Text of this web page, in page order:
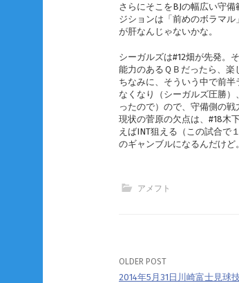
さらにそこをBJの幅広い守
ジションは「前めのボラマ
が肝なんじゃないかな。
シーガルズは#12畑が先発。
能力のあるＱＢだったら、楽
ちなみに、そういう中で前
なくなり（シーガルズ圧勝
ったので）ので、守備側の
現状の菅原の欠点は、#18木
えばINT狙える（この試合で
のギャンブルになるんだけど。
アメフト
Post
OLDER POST
2014年5月31日川崎富士見球